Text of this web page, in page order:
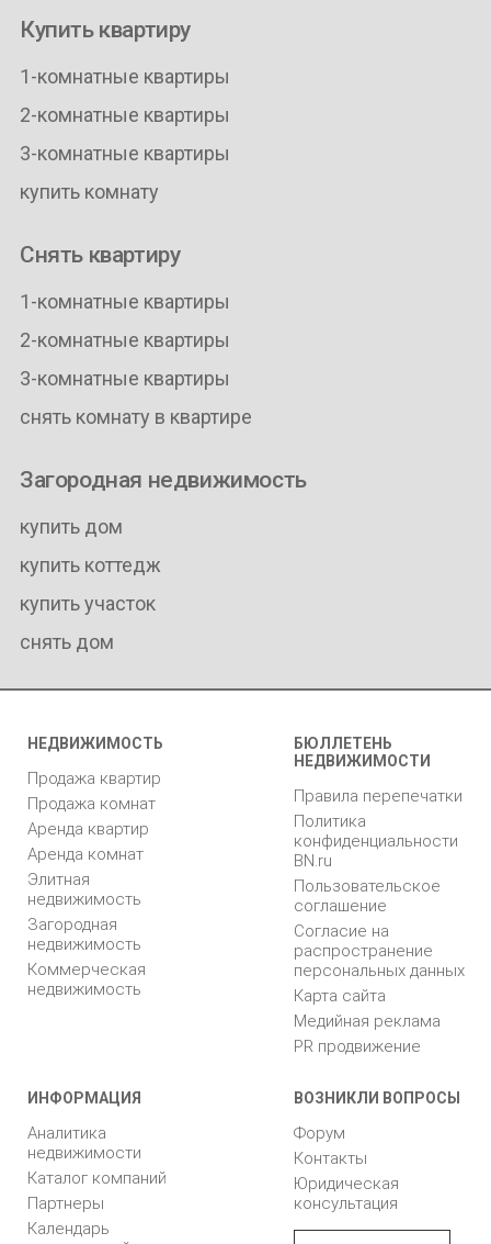
Купить квартиру
1-комнатные квартиры
2-комнатные квартиры
3-комнатные квартиры
купить комнату
Снять квартиру
1-комнатные квартиры
2-комнатные квартиры
3-комнатные квартиры
снять комнату в квартире
Загородная недвижимость
купить дом
купить коттедж
купить участок
снять дом
НЕДВИЖИМОСТЬ
Продажа квартир
Продажа комнат
Аренда квартир
Аренда комнат
Элитная
недвижимость
Загородная
недвижимость
Коммерческая
недвижимость
БЮЛЛЕТЕНЬ
НЕДВИЖИМОСТИ
Правила перепечатки
Политика
конфиденциальности
BN.ru
Пользовательское
соглашение
Согласие на
распространение
персональных данных
Карта сайта
Медийная реклама
PR продвижение
ИНФОРМАЦИЯ
Аналитика
недвижимости
Каталог компаний
Партнеры
Календарь
ВОЗНИКЛИ ВОПРОСЫ
Форум
Контакты
Юридическая
консультация